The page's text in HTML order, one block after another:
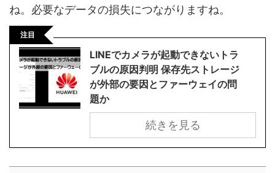
ね。必要なデータの損失につながりますね。
注目
LINEでカメラが起動できないトラ
ブルの原因判明 保存先ストレージ
が外部の要因とファーウェイの問
題か
続きを見る